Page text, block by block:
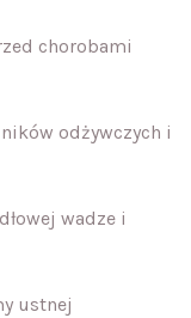
chorobami
odżywczych i
wadze i
ustnej